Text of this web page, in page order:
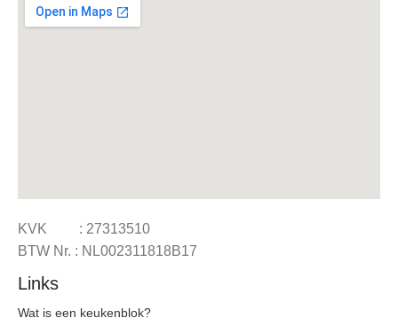
KVK : 27313510
BTW Nr. : NL002311818B17
Links
Wat is een keukenblok?